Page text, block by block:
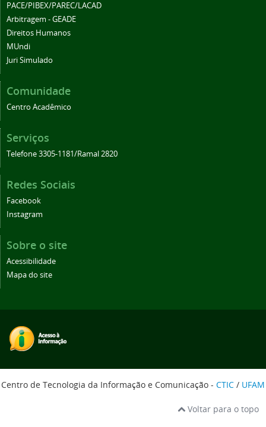
PACE/PIBEX/PAREC/LACAD
Arbitragem - GEADE
Direitos Humanos
MUndi
Juri Simulado
Comunidade
Centro Acadêmico
Serviços
Telefone 3305-1181/Ramal 2820
Redes Sociais
Facebook
Instagram
Sobre o site
Acessibilidade
Mapa do site
Centro de Tecnologia da Informação e Comunicação - CTIC / UFAM
Voltar para o topo